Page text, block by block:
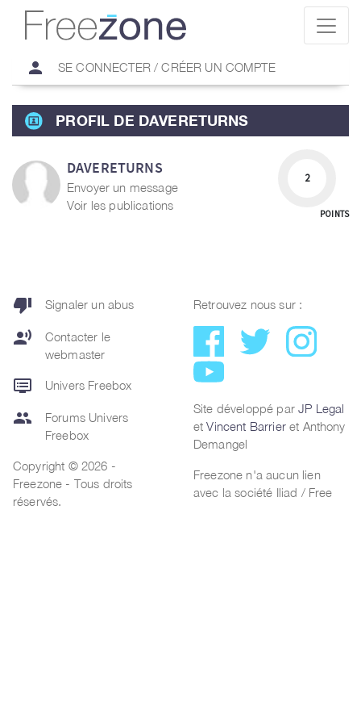
person SE CONNECTER / CRÉER UN COMPTE
PROFIL DE DAVERETURNS
DAVERETURNS
Envoyer un message
Voir les publications
2
POINTS
thumb_down Signaler un abus
record_voice_over
Contacter le
webmaster
dvr Univers Freebox
group
Forums Univers
Freebox
Copyright © 2026 -
Freezone - Tous droits
réservés.
Retrouvez nous sur :
Site développé parJP Legal
etVincent Barrieret Anthony
Demangel
Freezone n'a aucun lien
avec la société Iliad / Free